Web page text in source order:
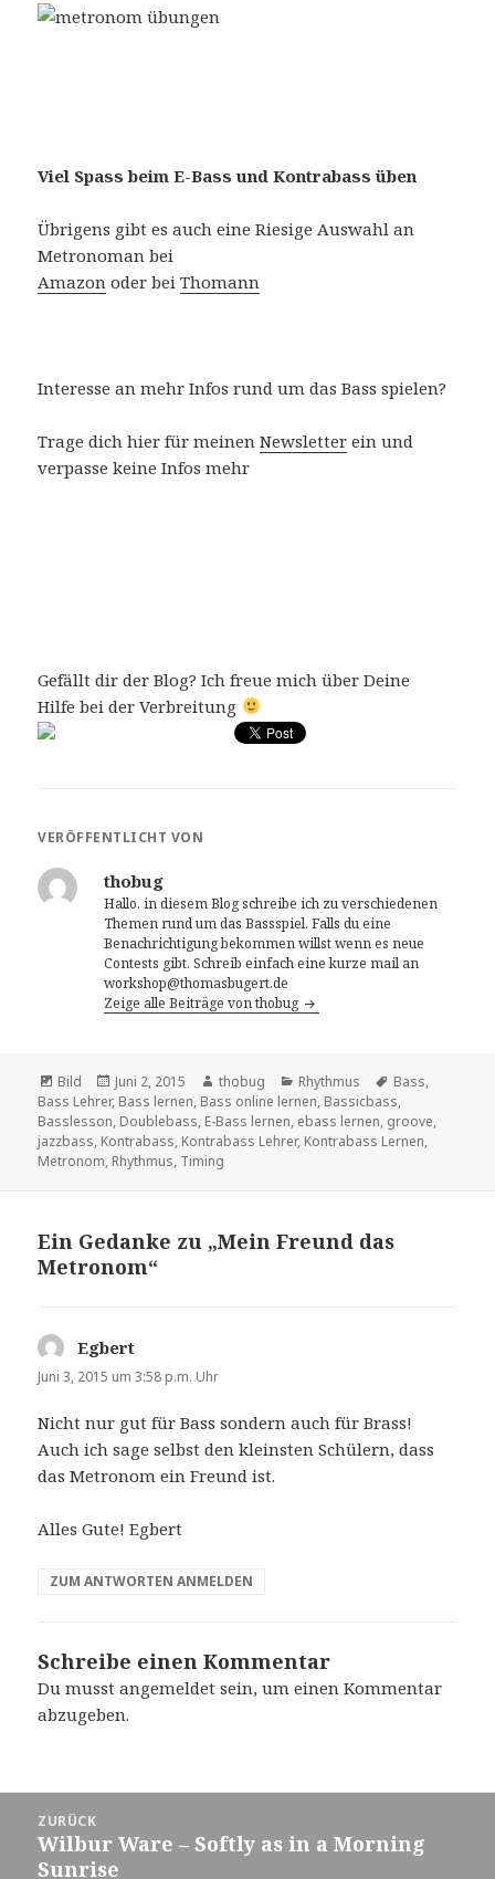
Viel Spass beim E-Bass und Kontrabass üben
Übrigens gibt es auch eine Riesige Auswahl an
Metronoman bei
Amazon oder beiThomann
Interesse an mehr Infos rund um das Bass spielen?
Trage dich hier für meinenNewsletter ein und
verpasse keine Infos mehr
Gefällt dir der Blog? Ich freue mich über Deine
Hilfe bei der Verbreitung
VERÖFFENTLICHT VON
thobug
Hallo, in diesem Blog schreibe ich zu verschiedenen
Themen rund um das Bassspiel. Falls du eine
Benachrichtigung bekommen willst wenn es neue
Contests gibt. Schreib einfach eine kurze mail an
workshop@thomasbugert.de
Zeige alle Beiträge von thobug
Format
Bild
Veröffentlicht
am
Juni 2, 2015 Autor
thobug Kategorien
Rhythmus Tags
Bass,
Bass Lehrer, Bass lernen, Bass online lernen, Bassicbass,
Basslesson, Doublebass, E-Bass lernen, ebass lernen, groove,
jazzbass, Kontrabass, Kontrabass Lehrer, Kontrabass Lernen,
Metronom, Rhythmus, Timing
Ein Gedanke zu „Mein Freund das
Metronom“
Egbert
Juni 3, 2015 um 3:58 p.m. Uhr
Nicht nur gut für Bass sondern auch für Brass!
Auch ich sage selbst den kleinsten Schülern, dass
das Metronom ein Freund ist.
Alles Gute! Egbert
ZUM ANTWORTEN ANMELDEN
Schreibe einen Kommentar
Du musstangemeldet sein, um einen Kommentar
abzugeben.
ZURÜCK
Vorheriger
Beitrag:
Wilbur Ware – Softly as in a Morning
Sunrise